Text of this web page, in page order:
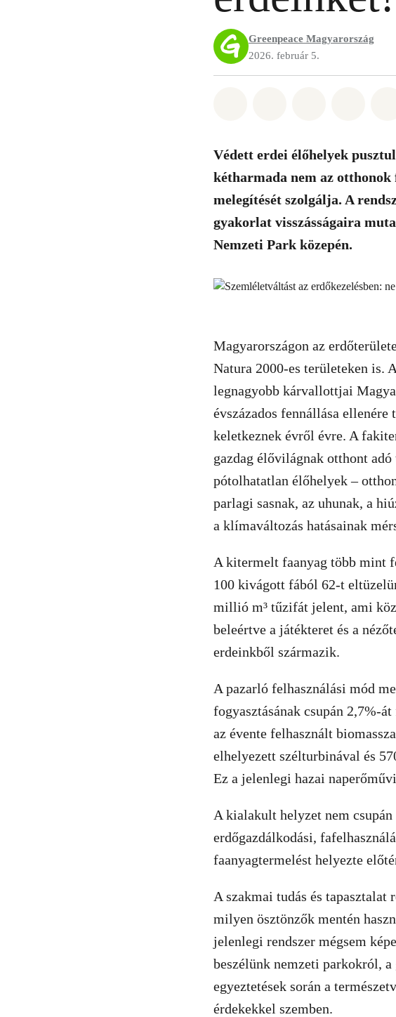
Greenpeace Magyarország
2026. február 5.
Védett erdei élőhelyek
kétharmada nem az otthonok
melegítését szolgálja. A
gyakorlat visszásságaira
Nemzeti Park közepén.
Magyarországon az
Natura 2000-es területeken is.
legnagyobb kárvallottjai
évszázados fennállása
keletkeznek évről évre. A
gazdag élővilágnak otthont
pótolhatatlan élőhelyek –
parlagi sasnak, az uhunak, a
a klímaváltozás hatásainak
A kitermelt faanyag több mint
100 kivágott fából 62-t
millió m³ tűzifát jelent, ami
beleértve a játékteret és a
erdeinkből származik.
A pazarló felhasználási mód
fogyasztásának csupán 2,7%-
az évente felhasznált
elhelyezett szélturbinával és
Ez a jelenlegi hazai
A kialakult helyzet nem
erdőgazdálkodási,
faanyagtermelést helyezte
A szakmai tudás és tapasztalat
milyen ösztönzők mentén
jelenlegi rendszer mégsem
beszélünk nemzeti parkokról,
egyeztetések során a
érdekekkel szemben.